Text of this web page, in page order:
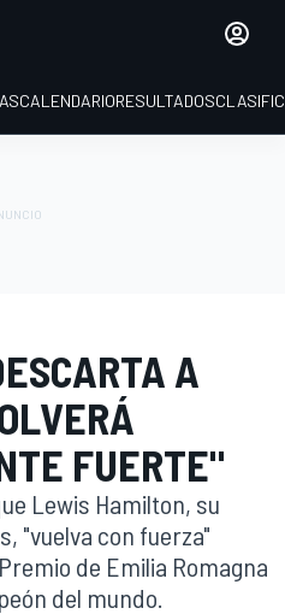
CALENDARIORESULTADOS
A
FUERTE"
Lewis Hamilton, su
"vuelva con fuerza"
de Emilia Romagna
del mundo.